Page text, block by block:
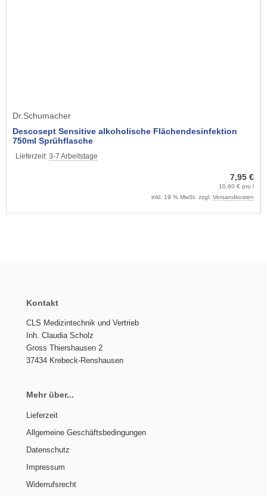
Dr.Schumacher
Descosept Sensitive alkoholische Flächendesinfektion
750ml Sprühflasche
Lieferzeit: 3-7 Arbeitstage
7,95 €
10,60 € pro l
inkl. 19 % MwSt. zzgl. Versandkosten
Kontakt
CLS Medizintechnik und Vertrieb
Inh. Claudia Scholz
Gross Thiershausen 2
37434 Krebeck-Renshausen
Mehr über...
Lieferzeit
Allgemeine Geschäftsbedingungen
Datenschutz
Impressum
Widerrufsrecht